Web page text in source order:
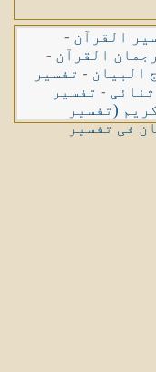
القرآن -
القرآن -
البیان - تفسیر
- تفسیر
(تفسیر
فی تفسیر